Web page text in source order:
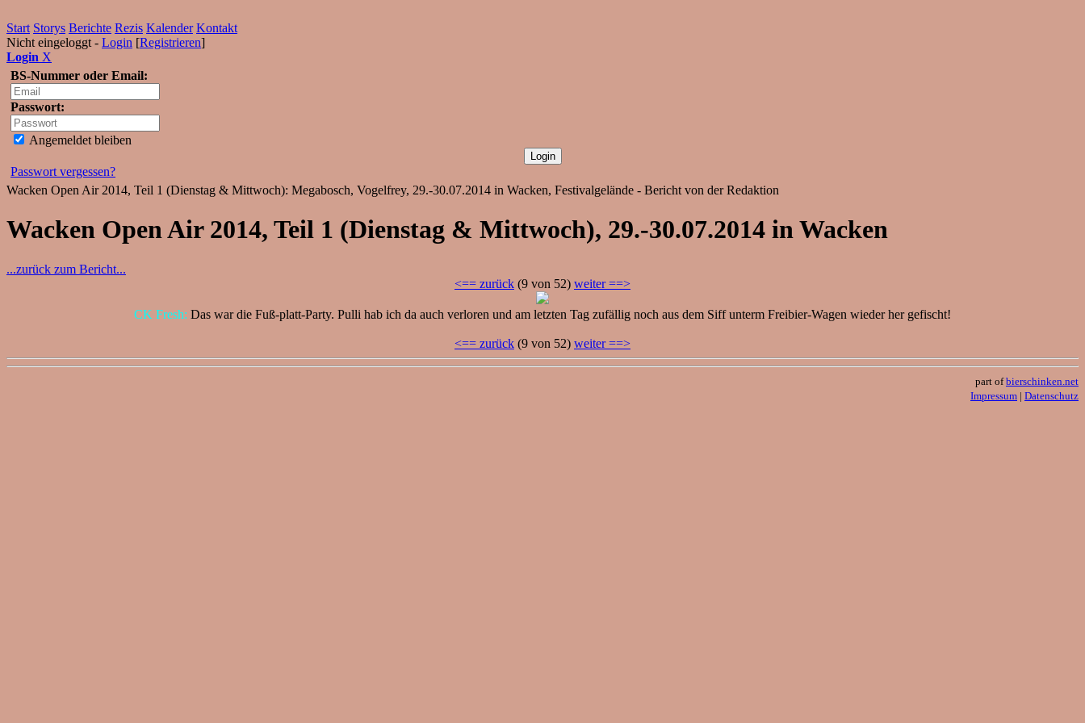
Start Storys Berichte Rezis Kalender Kontakt
Nicht eingeloggt - Login [Registrieren]
Login X
BS-Nummer oder Email:
Passwort:
Angemeldet bleiben
Passwort vergessen?
Wacken Open Air 2014, Teil 1 (Dienstag & Mittwoch): Megabosch, Vogelfrey, 29.-30.07.2014 in Wacken, Festivalgelände - Bericht von der Redaktion
Wacken Open Air 2014, Teil 1 (Dienstag & Mittwoch), 29.-30.07.2014 in Wacken
...zurück zum Bericht...
<== zurück (9 von 52) weiter ==>
CK Fresh: Das war die Fuß-platt-Party. Pulli hab ich da auch verloren und am letzten Tag zufällig noch aus dem Siff unterm Freibier-Wagen wieder her gefischt!
<== zurück (9 von 52) weiter ==>
part ofbierschinken.net
Impressum | Datenschutz